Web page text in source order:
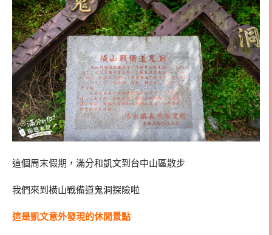
這個周末假期，滿分和凱文到台中山區散步
我們來到橫山戰備道鬼洞探險啦
這是凱文意外發現的休閒景點